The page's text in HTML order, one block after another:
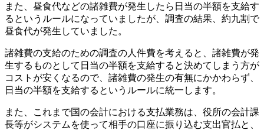
また、昼食代などの諸雑費が発生したら日当の半額を支給す
るというルールになっていましたが、調査の結果、約九割で
昼食代が発生していました。
諸雑費の支給のための調査の人件費を考えると、諸雑費が発
生するものとして日当の半額を支給すると決めてしまう方が
コストが安くなるので、諸雑費の発生の有無にかかわらず、
日当の半額を支給するというルールに統一します。
また、これまで国の会計における支払業務は、役所の会計課
長等がシステムを使って相手の口座に振り込む支出官払と、